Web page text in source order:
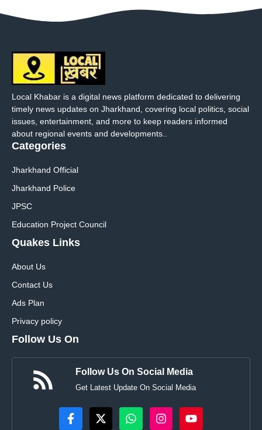
Local Khabar is a digital news platform dedicated to delivering
timely news updates on Jharkhand, covering local politics, social
issues, entertainment, and more to keep readers informed
about regional events and developments..
Categories
Jharkhand Official
Jharkhand Police
JPSC
Education Project Council
Quakes Links
About Us
Contact Us
Ads Plan
Privacy policy
Follow Us On
Follow Us On Social Media
Get Latest Update On Social Media